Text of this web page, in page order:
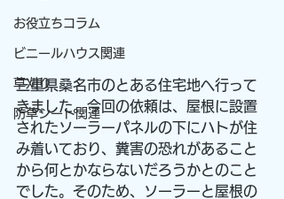
お役立ちコラム
ビニールハウス関連
草刈り
防草シート関連
三重県桑名市のとある住宅地へ行って
きました。今回の依頼は、屋根に設置
されたソーラーパネルの下にハトが住
み着いており、糞害の恐れがあること
から何とかならないだろうかとのこと
でした。そのため、ソーラーと屋根の